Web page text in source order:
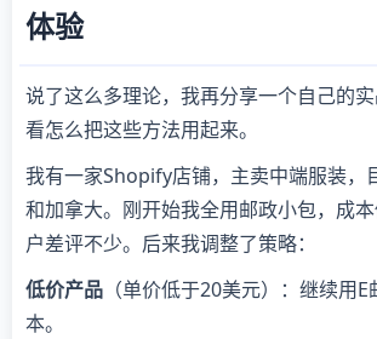
体验
说了这么多理论，我再分享一个自己的
看怎么把这些方法用起来。
我有一家Shopify店铺，主卖中端服装，
和加拿大。刚开始我全用邮政小包，成
户差评不少。后来我调整了策略：
低价产品 （单价低于20美元）：继续用
本。